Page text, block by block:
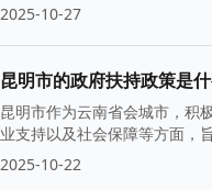
2025-10-27
昆明市的政府扶持政策是
昆明市作为云南省会城市，积
业支持以及社会保障等方面，
2025-10-22